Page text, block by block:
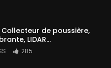
Collecteur de poussière,
LIDAR…
285